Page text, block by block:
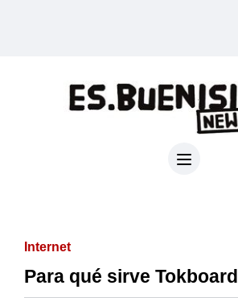
Internet
Para qué sirve Tokboard